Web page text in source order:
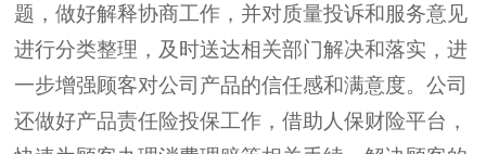
题，做好解释协商工作 ，并对质量投诉和服务意见
进行分类整理， 及时送达相关部门解决和落实 ，进
一步增强顾客对公司产品的信任感和满意度。公司
还做好产品责任险投保工作，借助人保财险平台，